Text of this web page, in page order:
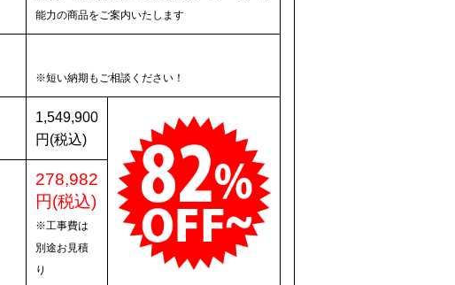
能力の商品をご案内いたします
※短い納期もご相談ください！
1,549,900
円(税込)
278,982
円(税込)
※工事費は
別途お見積
り